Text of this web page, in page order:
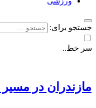
جستجو برای:
سر خط..
مازندران در